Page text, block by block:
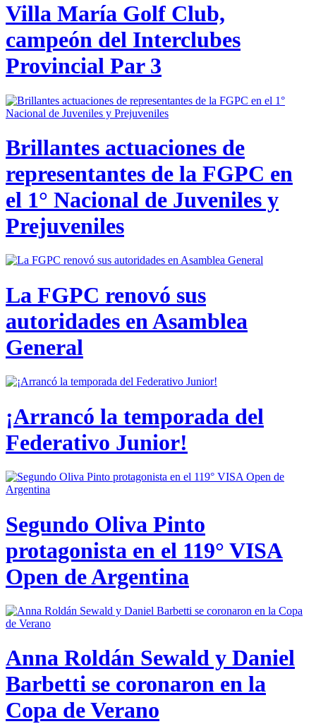
Villa María Golf Club,
campeón del Interclubes
Provincial Par 3
Brillantes actuaciones de
representantes de la FGPC en
el 1° Nacional de Juveniles y
Prejuveniles
La FGPC renovó sus
autoridades en Asamblea
General
¡Arrancó la temporada del
Federativo Junior!
Segundo Oliva Pinto
protagonista en el 119° VISA
Open de Argentina
Anna Roldán Sewald y Daniel
Barbetti se coronaron en la
Copa de Verano